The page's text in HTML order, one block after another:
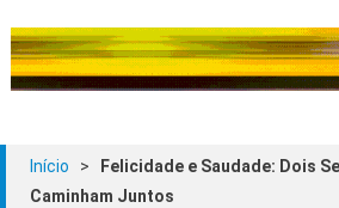
Início >
Felicidade e Saudade: Dois
Caminham Juntos